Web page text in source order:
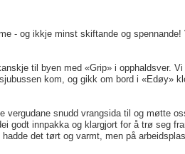
- og ikkje minst skiftande og spennande!
til byen med «Grip» i opphaldsver.
kom, og gikk om bord i «Edøy»
vergudane snudd vrangsida til og møtte
godt innpakka og klargjort for å trø seg
det tørt og varmt, men på